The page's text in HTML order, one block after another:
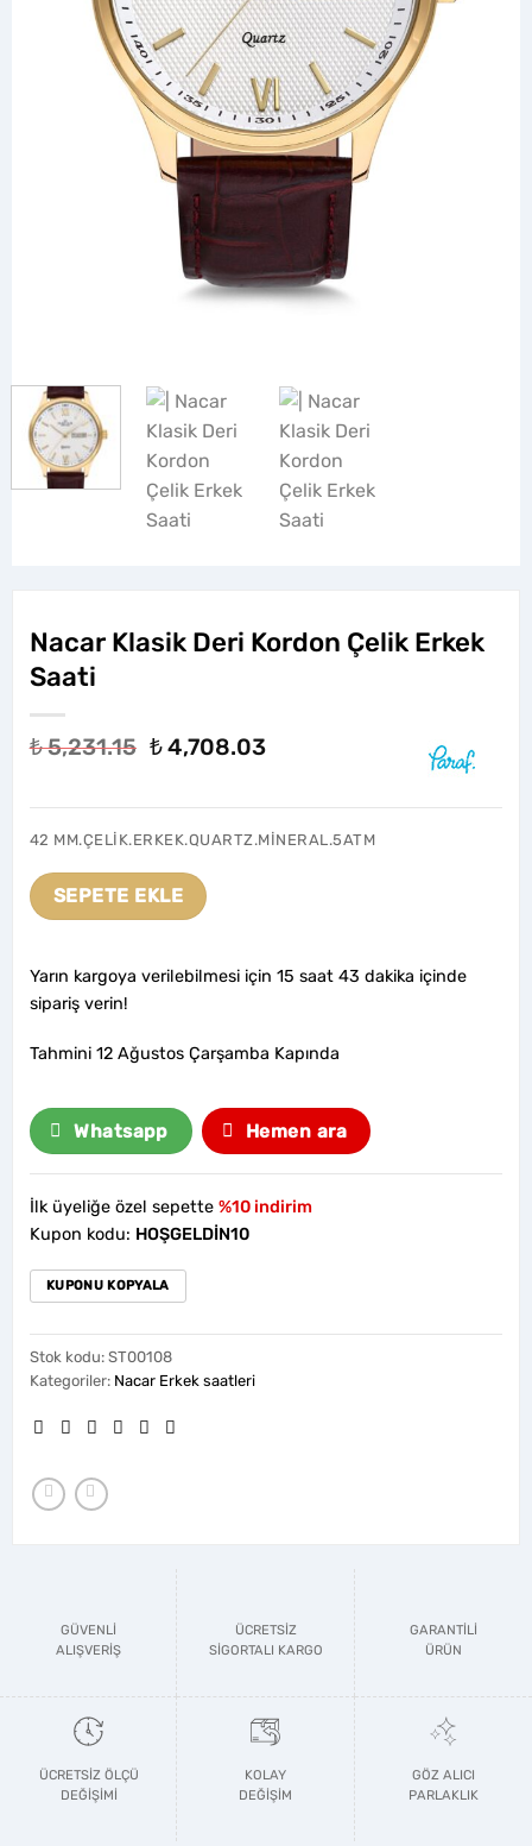
Nacar Klasik Deri Kordon Çelik Erkek
Saati
₺5,231.15 Orijinal
₺4,708.03Şu
₺ 4,708.03.
42 MM.ÇELİK.ERKEK.QUARTZ.MİNERAL.5ATM
SEPETE EKLE
Yarın kargoya verilebilmesi için 15 saat 43 dakika içinde
sipariş verin!
Tahmini 12 Ağustos Çarşamba Kapında
Whatsapp Hemen ara
İlk üyeliğe özel sepette %10 indirim
Kupon kodu: HOŞGELDİN10
KUPONU KOPYALA
Stok kodu: ST00108
Kategoriler: Nacar Erkek saatleri
GÜVENLİ
ALIŞVERİŞ
ÜCRETSİZ
SİGORTALI KARGO
GARANTİLİ
ÜRÜN
ÜCRETSİZ ÖLÇÜ
DEĞİŞİMİ
KOLAY
DEĞİŞİM
GÖZ ALICI
PARLAKLIK